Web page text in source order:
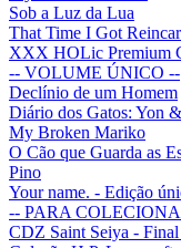
Sob a Luz da Lua
That Time I Got
XXX HOLic Premium
-- VOLUME ÚNICO --
Declínio de um Homem
Diário dos Gatos: Yon
My Broken Mariko
O Cão que Guarda as
Pino
Your name. - Edição
-- PARA
CDZ Saint Seiya -